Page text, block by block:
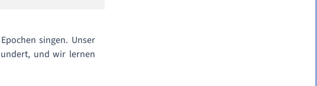
singen. Unser
und wir lernen